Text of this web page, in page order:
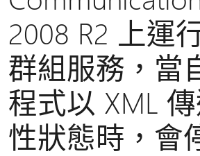
2008 R2 上運
群組服務，當
程式以 XML
性狀態時，會